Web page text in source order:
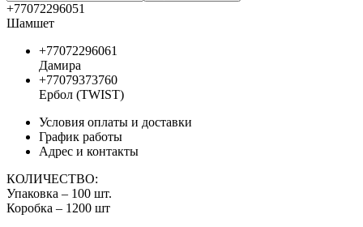
+77072296051
Шамшет
+77072296061
Дамира
+77079373760
Ербол (TWIST)
Условия оплаты и доставки
График работы
Адрес и контакты
КОЛИЧЕСТВО:
Упаковка – 100 шт.
Коробка – 1200 шт